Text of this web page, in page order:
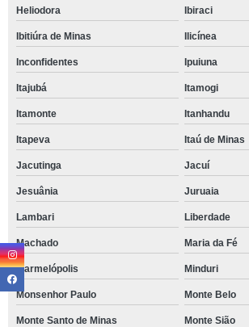
Heliodora Ibiraci
Ibitiúra de Minas Ilicínea
Inconfidentes Ipuiuna
Itajubá Itamogi
Itamonte Itanhandu
Itapeva Itaú de Minas
Jacutinga Jacuí
Jesuânia Juruaia
Lambari Liberdade
Machado Maria da Fé
Marmelópolis Minduri
Monsenhor Paulo Monte Belo
Monte Santo de Minas Monte Sião